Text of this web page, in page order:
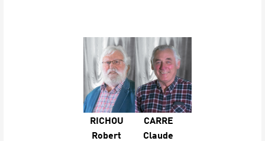
RICHOU
Robert
CARRE
Claude